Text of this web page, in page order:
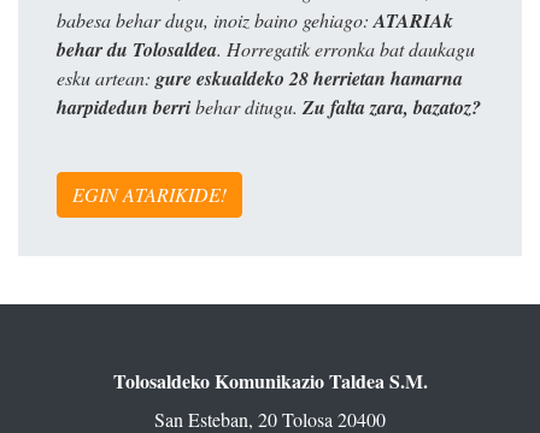
babesa behar dugu, inoiz baino gehiago: ATARIAk
behar du Tolosaldea. Horregatik erronka bat daukagu
esku artean: gure eskualdeko 28 herrietan hamarna
harpidedun berribehar ditugu. Zu falta zara, bazatoz?
EGIN ATARIKIDE!
Tolosaldeko Komunikazio Taldea S.M.
San Esteban, 20 Tolosa 20400